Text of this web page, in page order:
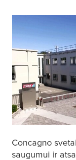
Concagno
saugumui ir